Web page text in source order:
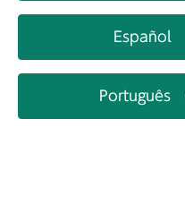
Español
Português